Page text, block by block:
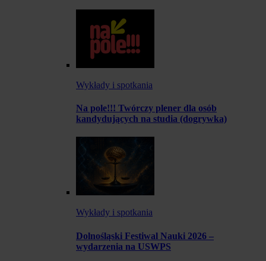
Wykłady i spotkania
Na pole!!! Twórczy plener dla osób
kandydujących na studia (dogrywka)
Wykłady i spotkania
Dolnośląski Festiwal Nauki 2026 –
wydarzenia na USWPS